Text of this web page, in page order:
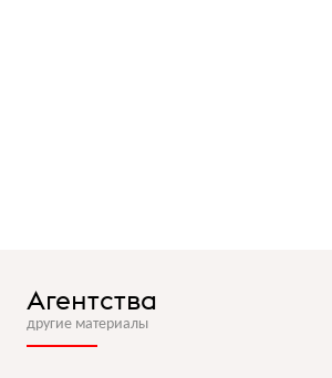
Агентства
другие материалы